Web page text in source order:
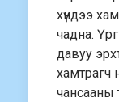
хүндээ
чадна.
давуу
хамтрагч
чансааны